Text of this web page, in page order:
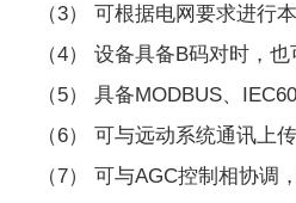
（3） 可根据电网要求进行
（4） 设备具备B码对时，
（5） 具备MODBUS、
（6） 可与远动系统通讯上
（7） 可与AGC控制相协调